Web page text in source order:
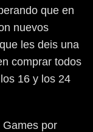
que en
nuevos
les deis una
comprar todos
16 y los 24
Games por